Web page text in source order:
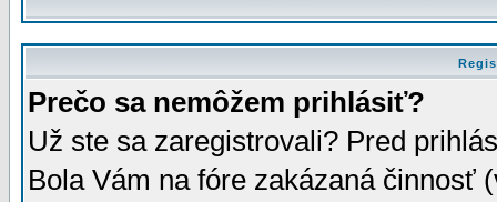
Prečo sa nemôžem prihlásiť?
Už ste sa zaregistrovali? Pred
Bola Vám na fóre zakázaná činnosť